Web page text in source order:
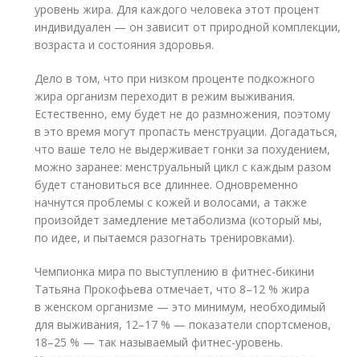
уровень жира. Для каждого человека этот процент
индивидуален — он зависит от природной комплекции,
возраста и состояния здоровья.
Дело в том, что при низком проценте подкожного
жира организм переходит в режим выживания.
Естественно, ему будет не до размножения, поэтому
в это время могут пропасть менструации. Догадаться,
что ваше тело не выдерживает гонки за похудением,
можно заранее: менструальный цикл с каждым разом
будет становиться все длиннее. Одновременно
начнутся проблемы с кожей и волосами, а также
произойдет замедление метаболизма (который мы,
по идее, и пытаемся разогнать тренировками).
Чемпионка мира по выступлению в фитнес-бикини
Татьяна Прокофьева отмечает, что 8–12 % жира
в женском организме — это минимум, необходимый
для выживания, 12–17 % — показатели спортсменов,
18–25 % — так называемый фитнес-уровень.